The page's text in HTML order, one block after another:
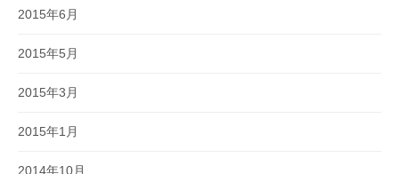
2015年6月
2015年5月
2015年3月
2015年1月
2014年10月